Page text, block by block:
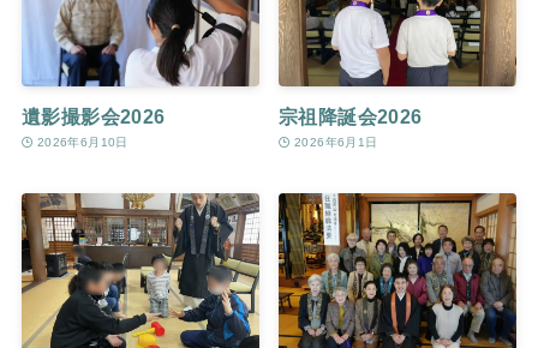
遺影撮影会2026
2026年6月10日
宗祖降誕会2026
2026年6月1日